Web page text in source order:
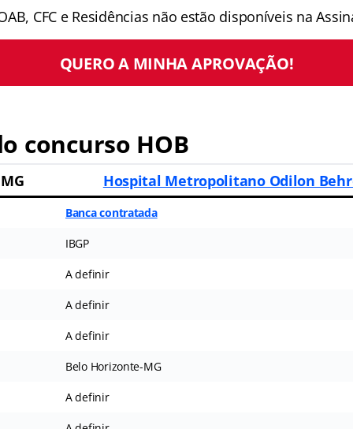
CFC e Residências não estão disponíveis na
QUERO A MINHA APROVAÇÃO!
concurso HOB
Hospital Metropolitano Odilon
Banca contratada
IBGP
A definir
A definir
A definir
Belo Horizonte-MG
A definir